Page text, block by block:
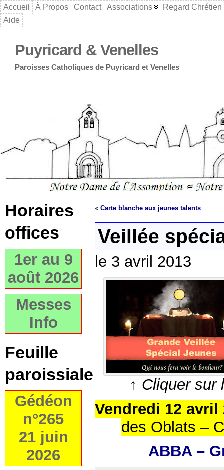
Accueil À Propos Contact Associations
Regard Chrétien
Aide
Puyricard & Venelles
Paroisses Catholiques de Puyricard et Venelles
Horaires
offices
1er au 9
août 2026
Messes
Info
Feuille
paroissiale
Gédéon
n°265
21 juin
2026
« Carte blanche aux jeunes talents
Veillée
le 3 avril 2013
↑ Cliquer sur
Vendredi 12 avril
des Oblats –
ABBA –